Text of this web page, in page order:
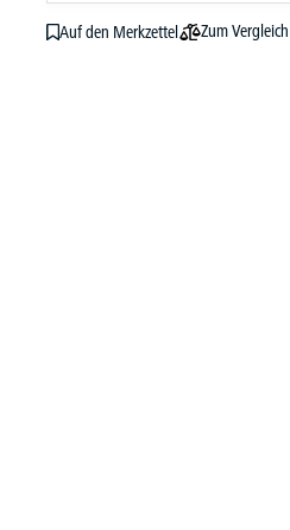
Auf den Merkzettel
Zum